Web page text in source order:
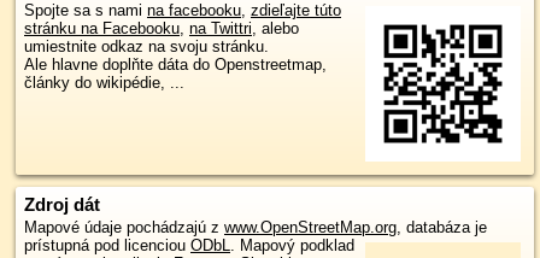
Spojte sa s nami na facebooku, zdieľajte túto
stránku na Facebooku, na Twittri, alebo
umiestnite odkaz na svoju stránku.
Ale hlavne doplňte dáta do Openstreetmap,
články do wikipédie, ...
Zdroj dát
Mapové údaje pochádzajú z www.OpenStreetMap.org, databáza je
prístupná pod licenciou ODbL. Mapový podklad